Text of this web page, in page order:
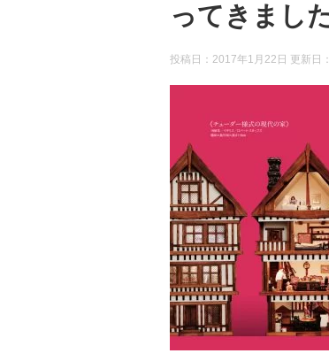
ってきまし
投稿日：2017年1月22日 更新日：